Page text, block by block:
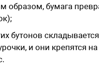
образом, бумага
бутонов
и они крепятся